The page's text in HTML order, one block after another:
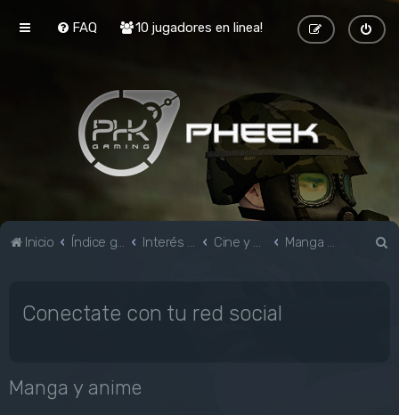
FAQ 10 jugadores en linea!
Inicio Índice general Interés general Cine y TV Manga y anime
Conectate con tu red social
Manga y anime